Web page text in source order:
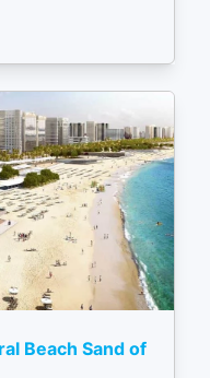
Beach Sand of